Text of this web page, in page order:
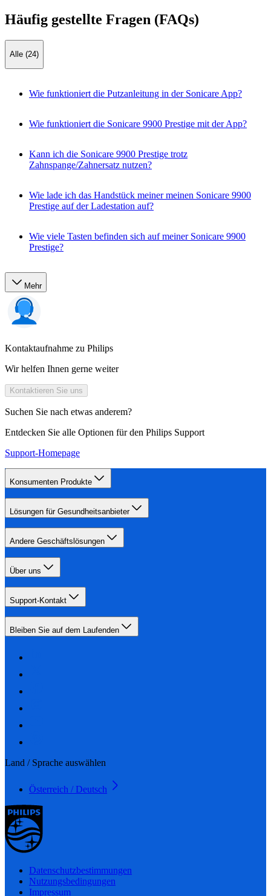
Häufig gestellte Fragen (FAQs)
Alle (24)
Wie funktioniert die Putzanleitung in der Sonicare App?
Wie funktioniert die Sonicare 9900 Prestige mit der App?
Kann ich die Sonicare 9900 Prestige trotz
Zahnspange/Zahnersatz nutzen?
Wie lade ich das Handstück meiner meinen Sonicare 9900
Prestige auf der Ladestation auf?
Wie viele Tasten befinden sich auf meiner Sonicare 9900
Prestige?
Mehr
Kontaktaufnahme zu Philips
Wir helfen Ihnen gerne weiter
Kontaktieren Sie uns
Suchen Sie nach etwas anderem?
Entdecken Sie alle Optionen für den Philips Support
Support-Homepage
Konsumenten Produkte
Lösungen für Gesundheitsanbieter
Andere Geschäftslösungen
Über uns
Support-Kontakt
Bleiben Sie auf dem Laufenden
Land / Sprache auswählen
Österreich / Deutsch
Datenschutzbestimmungen
Nutzungsbedingungen
Impressum